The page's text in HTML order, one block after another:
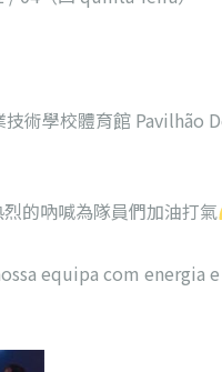
術學校體育館 Pavilhão
的吶喊為隊員們加油打氣
equipa com energia